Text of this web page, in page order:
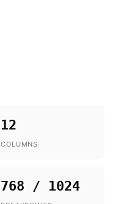
12
COLUMNS
768 / 1024